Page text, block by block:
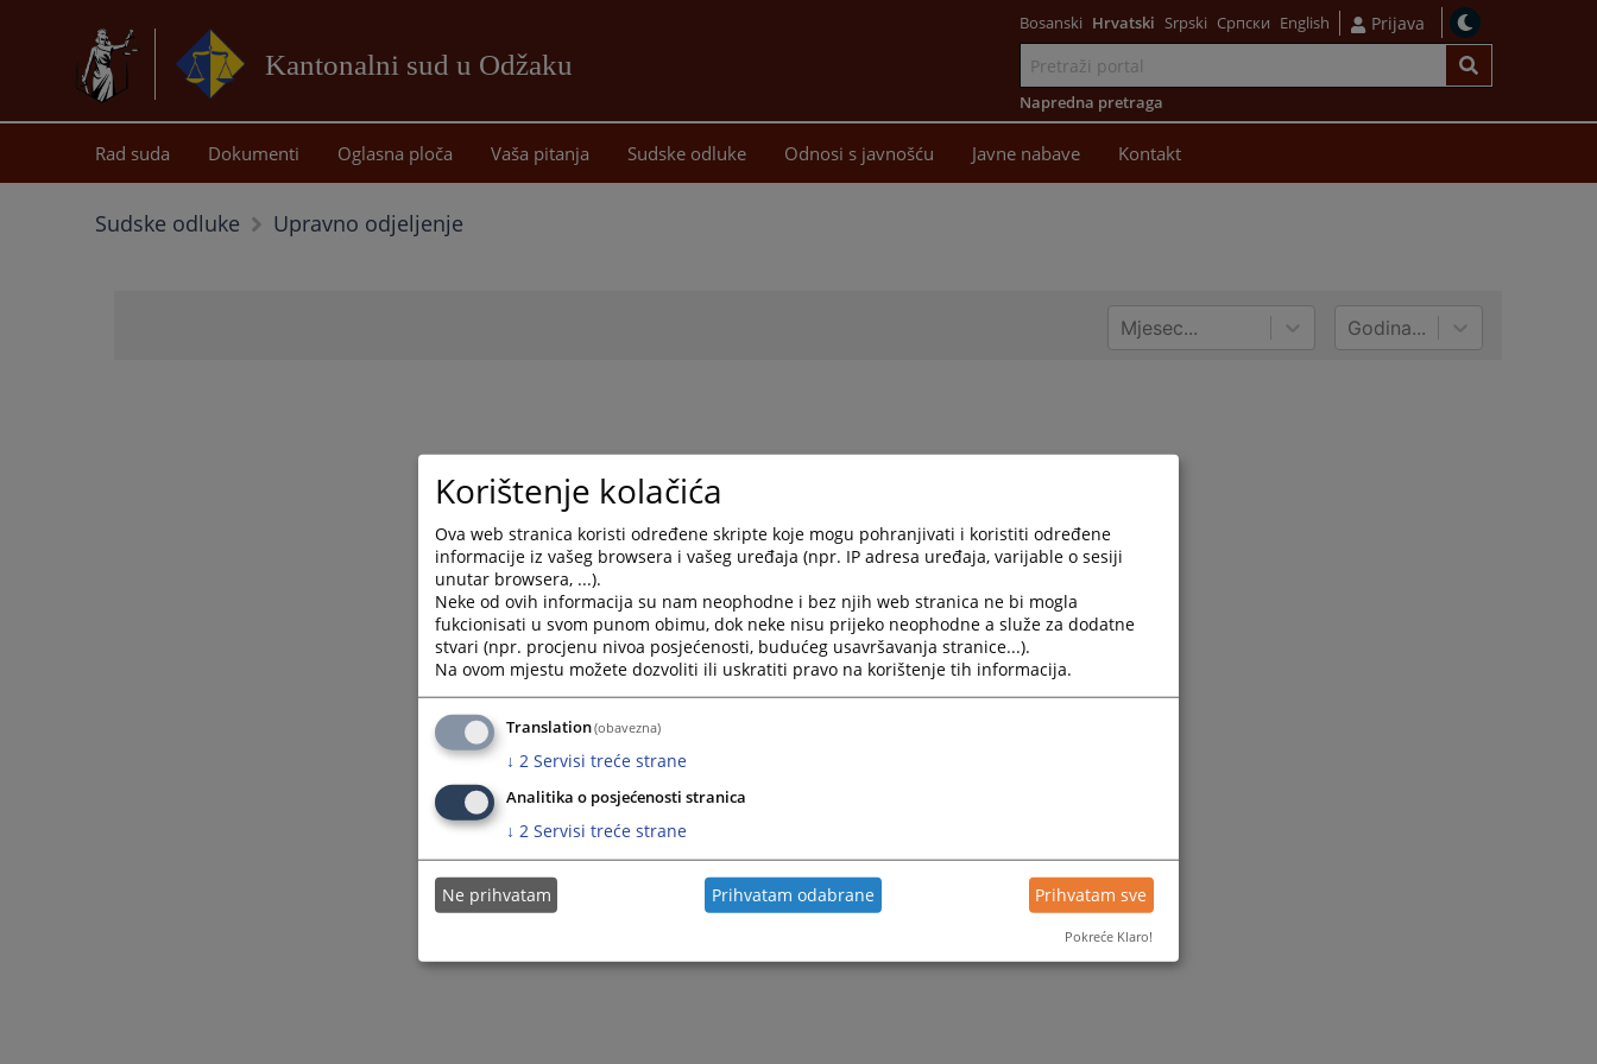
Kantonalni sud u Odžaku
sadržaj
Bosanski Hrvatski Srpski Српски English Prijava
Napredna pretraga
Rad suda Dokumenti Oglasna ploča Vaša pitanja Sudske odluke Odnosi s javnošću Javne nabave Kontakt
Sudske odluke Upravno odjeljenje
Mjesec... Godina...
Trenutno nema vijesti
Korištenje kolačića
Ova web stranica koristi određene skripte koje mogu pohranjivati i koristiti određene
informacije iz vašeg browsera i vašeg uređaja (npr. IP adresa uređaja, varijable o sesiji
unutar browsera, ...).
Neke od ovih informacija su nam neophodne i bez njih web stranica ne bi mogla
fukcionisati u svom punom obimu, dok neke nisu prijeko neophodne a služe za dodatne
stvari (npr. procjenu nivoa posjećenosti, budućeg usavršavanja stranice...).
Na ovom mjestu možete dozvoliti ili uskratiti pravo na korištenje tih informacija.
Translation(obavezna)
↓ 2 Servisi treće strane
Analitika o posjećenosti stranica
↓ 2 Servisi treće strane
Ne prihvatam Prihvatam odabrane Prihvatam sve
Pokreće Klaro!